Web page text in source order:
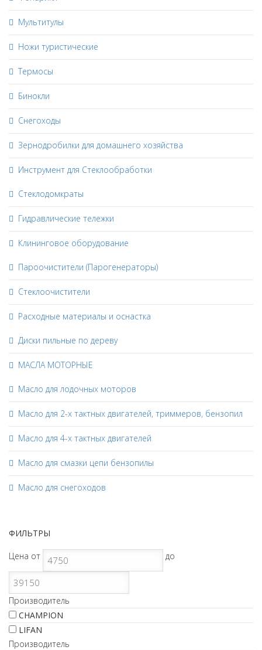
Мультитулы
Ножи туристические
Термосы
Бинокли
Снегоходы
Зернодробилки для домашнего хозяйства
Инструмент для Стеклообработки
Стеклодомкраты
Гидравлические тележки
Клининговое оборудование
Пароочистители (Парогенераторы)
Стеклоочистители
Расходные материалы и оснастка
Диски пильные по дереву
МАСЛА МОТОРНЫЕ
Масло для лодочных моторов
Масло для 2-х тактных двигателей, триммеров, бензопил
Масло для 4-х тактных двигателей
Масло для смазки цепи бензопилы
Масло для снегоходов
ФИЛЬТРЫ
Цена от до
Производитель
CHAMPION
LIFAN
Производитель